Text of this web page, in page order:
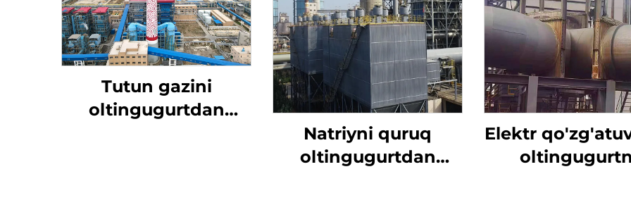
Tutun gazini
oltingugurtdan
Natriyni quruq
oltingugurtdan
Elektr